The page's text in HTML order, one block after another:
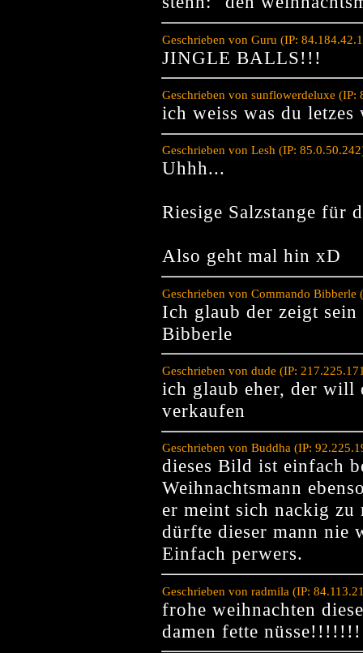
Geschrieben von Guru (IP:
JINGLE BALLS!!!
Geschrieben von sunflowerdeluxe
ich weiss was du
Geschrieben von Lesh (IP:
Uhhh...
Riesige Salzstange für
Also geht mal hin xD
Geschrieben von Commando
Ich glaub der zeigt sein
Bibberle
Geschrieben von dude (IP:
ich glaub eher, der will
verkaufen
Geschrieben von Buddha (IP:
dieses Bild ist einfach
Weihnachtsmann
er meint sich nackig
dürfte dieser mann nie
Einfach perwers.
Geschrieben von radmila (IP:
frohe weihnachten
damen fette